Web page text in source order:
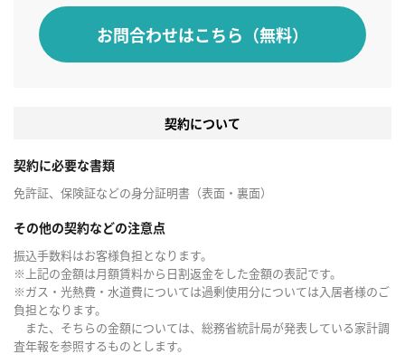
お問合わせはこちら（無料）
契約について
契約に必要な書類
免許証、保険証などの身分証明書（表面・裏面）
その他の契約などの注意点
振込手数料はお客様負担となります。
※上記の金額は月額賃料から日割返金をした金額の表記です。
※ガス・光熱費・水道費については過剰使用分については入居者様のご
負担となります。
また、そちらの金額については、総務省統計局が発表している家計調
査年報を参照するものとします。